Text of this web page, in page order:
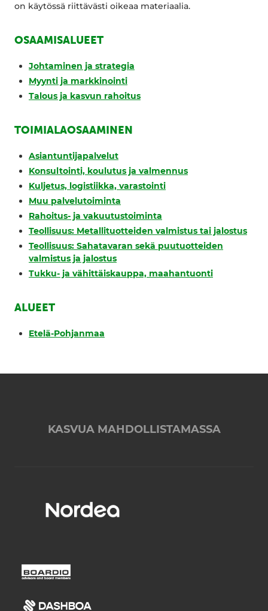
on käytössä riittävästi oikeaa materiaalia.
OSAAMISALUEET
Johtaminen ja strategia
Myynti ja markkinointi
Talous ja kasvun rahoitus
TOIMIALAOSAAMINEN
Asiantuntijapalvelut
Konsultointi, koulutus ja valmennus
Kuljetus, logistiikka, varastointi
Muu palvelutoiminta
Rahoitus- ja vakuutustoiminta
Teollisuus: Metallituotteiden valmistus tai jalostus
Teollisuus: Sahatavaran sekä puutuotteiden
valmistus ja jalostus
Tukku- ja vähittäiskauppa, maahantuonti
ALUEET
Etelä-Pohjanmaa
KASVUA MAHDOLLISTAMASSA